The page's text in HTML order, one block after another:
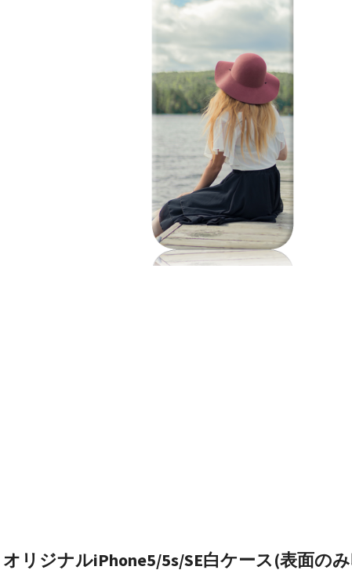
オリジナルiPhone5/5s/SE白ケース(表面の